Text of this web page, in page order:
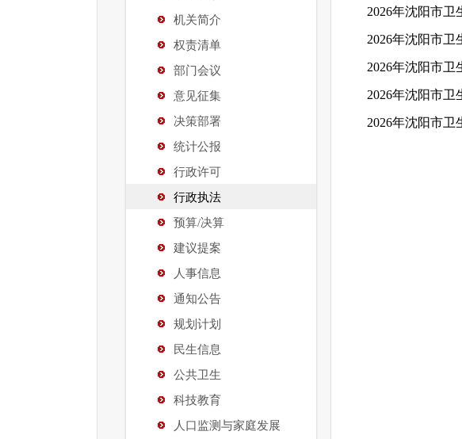
机关简介
权责清单
部门会议
意见征集
决策部署
统计公报
行政许可
行政执法
预算/决算
建议提案
人事信息
通知公告
规划计划
民生信息
公共卫生
科技教育
人口监测与家庭发展
2026年沈阳市卫
2026年沈阳市卫
2026年沈阳市卫
2026年沈阳市卫
2026年沈阳市卫